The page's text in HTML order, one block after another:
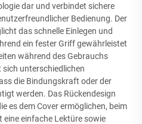
dar und verbindet sichere
Bedienung. Der
das schnelle Einlegen und
ein fester Griff gewährleistet
während des Gebrauchs
sich unterschiedlichen
die Bindungskraft oder der
werden. Das Rückendesign
es dem Cover ermöglichen, beim
einfache Lektüre sowie